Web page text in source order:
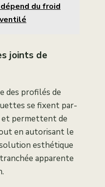
du froid
joints de
des profilés de
se fixent par-
et permettent de
en autorisant le
esthétique
apparente